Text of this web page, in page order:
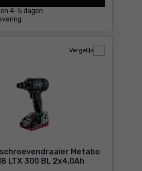
4-5 dagen
Metabo
LTX 300 BL 2x4.0Ah
Vergelijk